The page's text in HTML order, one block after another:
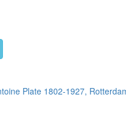
Plate 1802-1927,